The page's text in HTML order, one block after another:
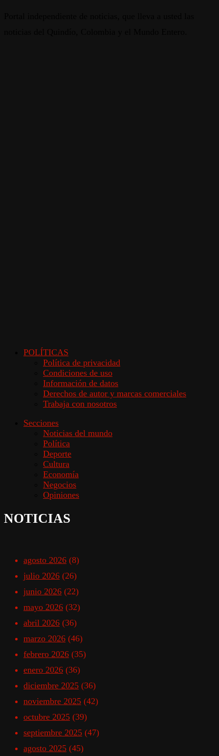
POLÍTICAS
Política de privacidad
Condiciones de uso
Información de datos
Derechos de autor y marcas comerciales
Trabaja con nosotros
Secciones
Noticias del mundo
Política
Deporte
Cultura
Economía
Negocios
Opiniones
NOTICIAS
agosto 2026 (8)
julio 2026 (26)
junio 2026 (22)
mayo 2026 (32)
abril 2026 (36)
marzo 2026 (46)
febrero 2026 (35)
enero 2026 (36)
diciembre 2025 (36)
noviembre 2025 (42)
octubre 2025 (39)
septiembre 2025 (47)
agosto 2025 (45)